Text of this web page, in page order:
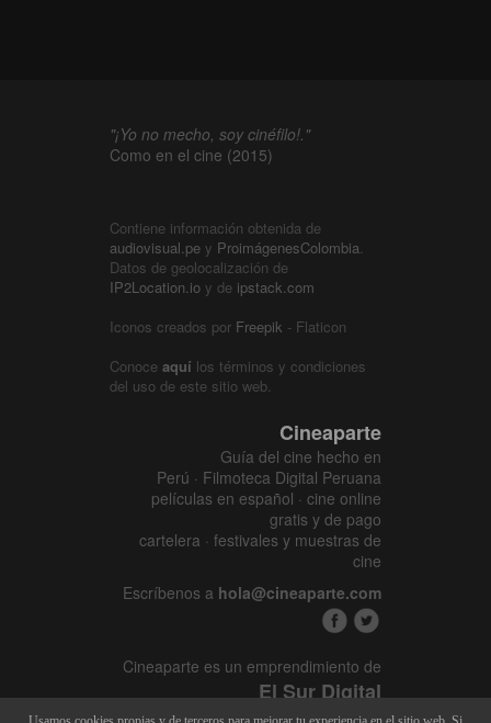
"¡Yo no mecho, soy cinéfilo!."
Como en el cine (2015)
Contiene información obtenida de
audiovisual.pe y ProimágenesColombia.
Datos de geolocalización de
IP2Location.io y de ipstack.com
Iconos creados por Freepik - Flaticon
Conoce aquí los términos y condiciones
del uso de este sitio web.
Cineaparte
Guía del cine hecho en
Perú · Filmoteca Digital Peruana
películas en español · cine online
gratis y de pago
cartelera · festivales y muestras de
cine
Escríbenos a hola@cineaparte.com
Cineaparte es un emprendimiento de
El Sur Digital
www.elsurcine.com